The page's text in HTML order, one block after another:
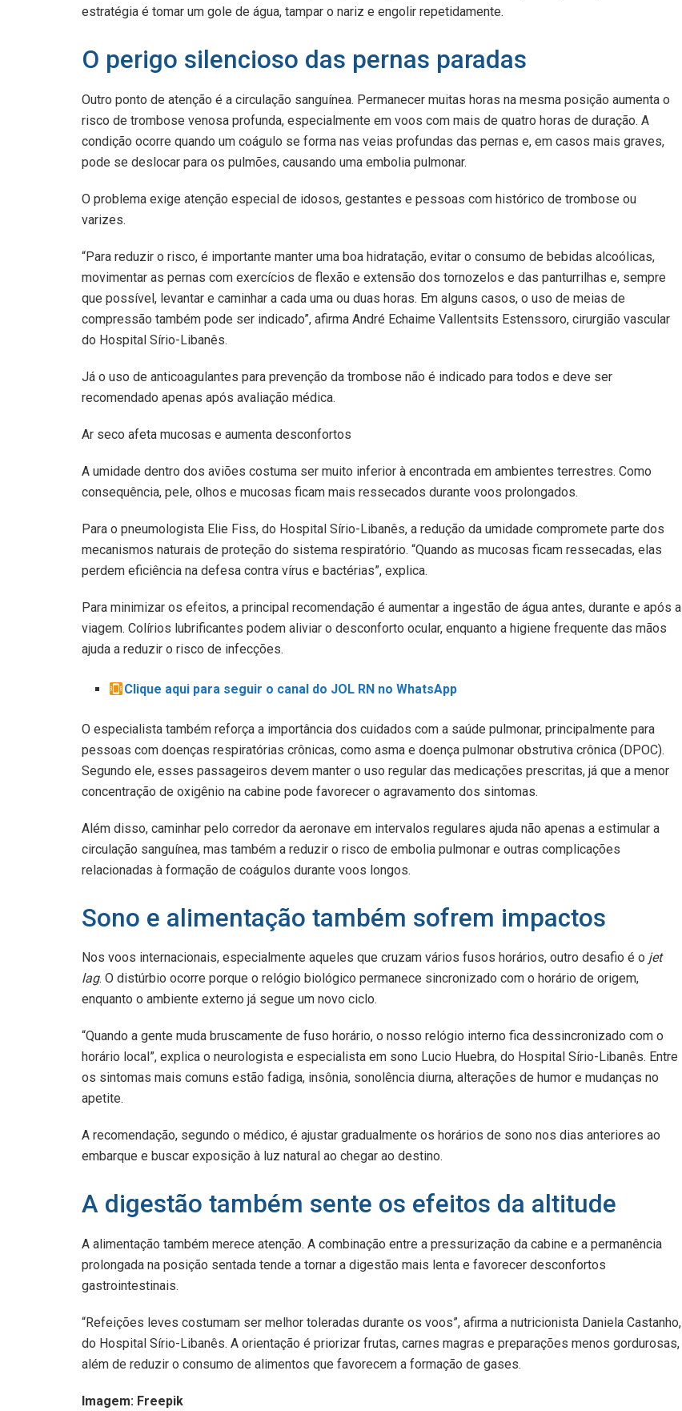
estratégia é tomar um gole de água, tampar o nariz e engolir repetidamente.
O perigo silencioso das pernas paradas
Outro ponto de atenção é a circulação sanguínea. Permanecer muitas horas na mesma posição aumenta o
risco de trombose venosa profunda, especialmente em voos com mais de quatro horas de duração. A
condição ocorre quando um coágulo se forma nas veias profundas das pernas e, em casos mais graves,
pode se deslocar para os pulmões, causando uma embolia pulmonar.
O problema exige atenção especial de idosos, gestantes e pessoas com histórico de trombose ou
varizes.
“Para reduzir o risco, é importante manter uma boa hidratação, evitar o consumo de bebidas alcoólicas,
movimentar as pernas com exercícios de flexão e extensão dos tornozelos e das panturrilhas e, sempre
que possível, levantar e caminhar a cada uma ou duas horas. Em alguns casos, o uso de meias de
compressão também pode ser indicado”, afirma André Echaime Vallentsits Estenssoro, cirurgião vascular
do Hospital Sírio-Libanês.
Já o uso de anticoagulantes para prevenção da trombose não é indicado para todos e deve ser
recomendado apenas após avaliação médica.
Ar seco afeta mucosas e aumenta desconfortos
A umidade dentro dos aviões costuma ser muito inferior à encontrada em ambientes terrestres. Como
consequência, pele, olhos e mucosas ficam mais ressecados durante voos prolongados.
Para o pneumologista Elie Fiss, do Hospital Sírio-Libanês, a redução da umidade compromete parte dos
mecanismos naturais de proteção do sistema respiratório. “Quando as mucosas ficam ressecadas, elas
perdem eficiência na defesa contra vírus e bactérias”, explica.
Para minimizar os efeitos, a principal recomendação é aumentar a ingestão de água antes, durante e após a
viagem. Colírios lubrificantes podem aliviar o desconforto ocular, enquanto a higiene frequente das mãos
ajuda a reduzir o risco de infecções.
Clique aqui para seguir o canal do JOL RN no WhatsApp
O especialista também reforça a importância dos cuidados com a saúde pulmonar, principalmente para
pessoas com doenças respiratórias crônicas, como asma e doença pulmonar obstrutiva crônica (DPOC).
Segundo ele, esses passageiros devem manter o uso regular das medicações prescritas, já que a menor
concentração de oxigênio na cabine pode favorecer o agravamento dos sintomas.
Além disso, caminhar pelo corredor da aeronave em intervalos regulares ajuda não apenas a estimular a
circulação sanguínea, mas também a reduzir o risco de embolia pulmonar e outras complicações
relacionadas à formação de coágulos durante voos longos.
Sono e alimentação também sofrem impactos
Nos voos internacionais, especialmente aqueles que cruzam vários fusos horários, outro desafio é o jet
lag. O distúrbio ocorre porque o relógio biológico permanece sincronizado com o horário de origem,
enquanto o ambiente externo já segue um novo ciclo.
“Quando a gente muda bruscamente de fuso horário, o nosso relógio interno fica dessincronizado com o
horário local”, explica o neurologista e especialista em sono Lucio Huebra, do Hospital Sírio-Libanês. Entre
os sintomas mais comuns estão fadiga, insônia, sonolência diurna, alterações de humor e mudanças no
apetite.
A recomendação, segundo o médico, é ajustar gradualmente os horários de sono nos dias anteriores ao
embarque e buscar exposição à luz natural ao chegar ao destino.
A digestão também sente os efeitos da altitude
A alimentação também merece atenção. A combinação entre a pressurização da cabine e a permanência
prolongada na posição sentada tende a tornar a digestão mais lenta e favorecer desconfortos
gastrointestinais.
“Refeições leves costumam ser melhor toleradas durante os voos”, afirma a nutricionista Daniela Castanho,
do Hospital Sírio-Libanês. A orientação é priorizar frutas, carnes magras e preparações menos gordurosas,
além de reduzir o consumo de alimentos que favorecem a formação de gases.
Imagem: Freepik